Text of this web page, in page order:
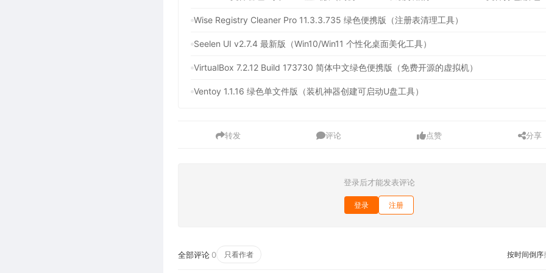
Wise Registry Cleaner Pro 11.3.3.735 绿色便携版（注册表清理工具）
Seelen UI v2.7.4 最新版（Win10/Win11 个性化桌面美化工具）
VirtualBox 7.2.12 Build 173730 简体中文绿色便携版（免费开源的虚拟机）
Ventoy 1.1.16 绿色单文件版（装机神器创建可启动U盘工具）
转发 评论 点赞 分享
登录后才能发表评论
登录 注册
全部评论 0 只看作者 按时间倒序